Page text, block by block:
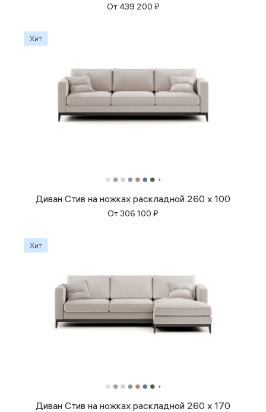
От439 200 ₽
Диван Стив на ножках раскладной 260 x 100
От306 100 ₽
Диван Стив на ножках раскладной 260 x 170